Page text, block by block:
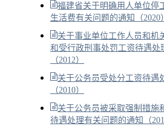
福建省关于明确用人单位停
生活费有关问题的通知（2020）
关于事业单位工作人员和机
和受行政刑事处罚工资待遇处
（2012）
关于公务员受处分工资待遇
（2010）
关于公务员被采取强制措施
待遇处理有关问题的通知（